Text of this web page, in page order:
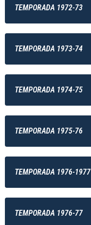
TEMPORADA 1972-73
TEMPORADA 1973-74
TEMPORADA 1974-75
TEMPORADA 1975-76
TEMPORADA 1976-1977
TEMPORADA 1976-77